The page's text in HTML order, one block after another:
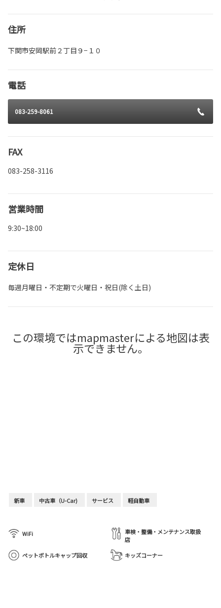
住所
下関市安岡駅前２丁目９−１０
電話
083-259-8061
FAX
083-258-3116
営業時間
9:30~18:00
定休日
毎週月曜日・不定期で火曜日・祝日(除く土日)
新車 中古車（U-Car) サービス 軽自動車
WiFi
車検・整備・メンテナンス取扱
店
ペットボトルキャップ回収
キッズコーナー
この環境ではmapmasterによる地図は表
示できません。